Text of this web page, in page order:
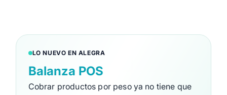
LO NUEVO EN ALEGRA
Balanza POS
Cobrar productos por peso ya no tiene que